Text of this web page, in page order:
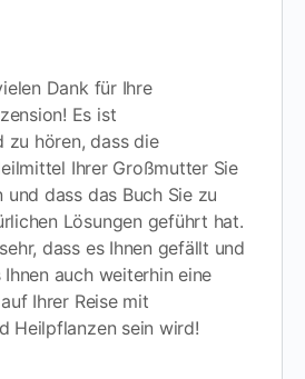
Dank für Ihre
Es ist
zu hören, dass die
Ihrer Großmutter Sie
dass das Buch Sie zu
Lösungen geführt hat.
dass es Ihnen gefällt und
auch weiterhin eine
Ihrer Reise mit
Heilpflanzen sein wird!